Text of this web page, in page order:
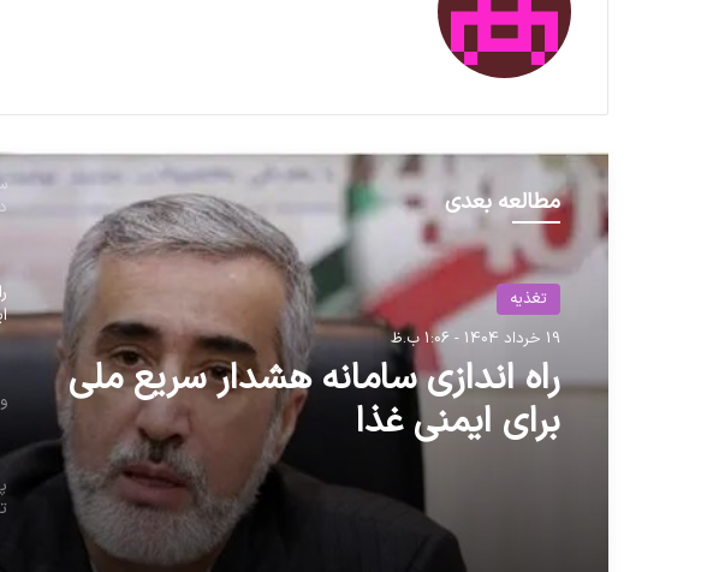
مطالعه بعدی
تغذیه
19 خرداد 1404 - 1:06 ب.ظ
راه اندازی سامانه هشدار سریع ملی
برای ایمنی غذا